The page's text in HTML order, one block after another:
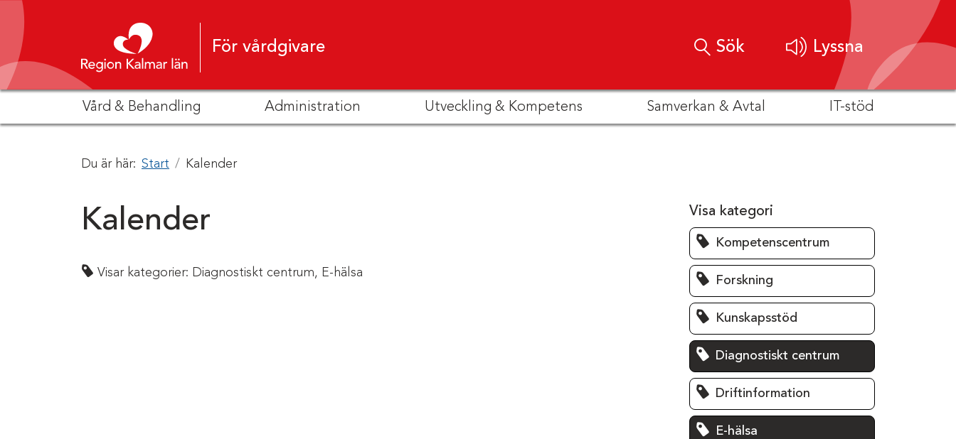
Hoppa till innehåll
För vårdgivare Sök Lyssna
Vård & Behandling Administration Utveckling & Kompetens Samverkan & Avtal IT-stöd
Du är här: Start Kalender
Kalender
Visar kategorier: Diagnostiskt centrum, E-hälsa
Visa kategori
Kompetenscentrum
Forskning
Kunskapsstöd
Diagnostiskt centrum
Driftinformation
E-hälsa